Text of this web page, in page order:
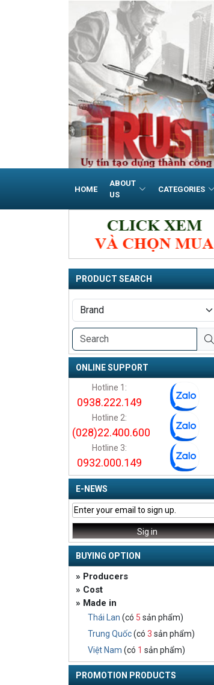
HOME
ABOUT
US
CATEGORIES
PRODUCT SEARCH
ONLINE SUPPORT
Hotline 1:
0938.222.149
Hotline 2:
(028)22.400.600
Hotline 3:
0932.000.149
E-NEWS
BUYING OPTION
» Producers
» Cost
» Made in
Thái Lan (có 5 sản phẩm)
Trung Quốc(có 3 sản phẩm)
Việt Nam (có 1 sản phẩm)
PROMOTION PRODUCTS